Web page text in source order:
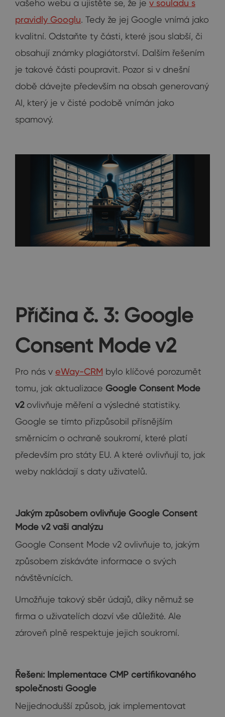
vašeho webu a ujistěte se, že je v souladu s
pravidly Googlu. Tedy že jej Google vnímá jako
kvalitní. Odstaňte ty části, které jsou slabší, či
obsahují známky plagiátorství. Dalším řešením
je takové části poupravit. Pozor si v dnešní
době dávejte především na obsah generovaný
AI, který je v čisté podobě vnímán jako
spamový.
Příčina č. 3: Google
Consent Mode v2
Pro nás v eWay-CRM bylo klíčové porozumět
tomu, jak aktualizace Google Consent Mode
v2ovlivňuje měření a výsledné statistiky.
Google se tímto přizpůsobil přísnějším
směrnicím o ochraně soukromí, které platí
především pro státy EU. A které ovlivňují to, jak
weby nakládají s daty uživatelů.
Jakým způsobem ovlivňuje Google Consent
Mode v2 vaši analýzu
Google Consent Mode v2 ovlivňuje to, jakým
způsobem získáváte informace o svých
návštěvnících.
Umožňuje takový sběr údajů, díky němuž se
firma o uživatelích dozví vše důležité. Ale
zároveň plně respektuje jejich soukromí.
Řešení: Implementace CMP certifikovaného
společností Google
Nejjednodušší způsob, jak implementovat